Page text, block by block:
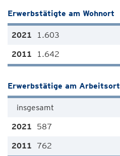
Erwerbstätigte am Wohnort
1.603
1.642
Erwerbstätige am Arbeitsort
insgesamt
587
762